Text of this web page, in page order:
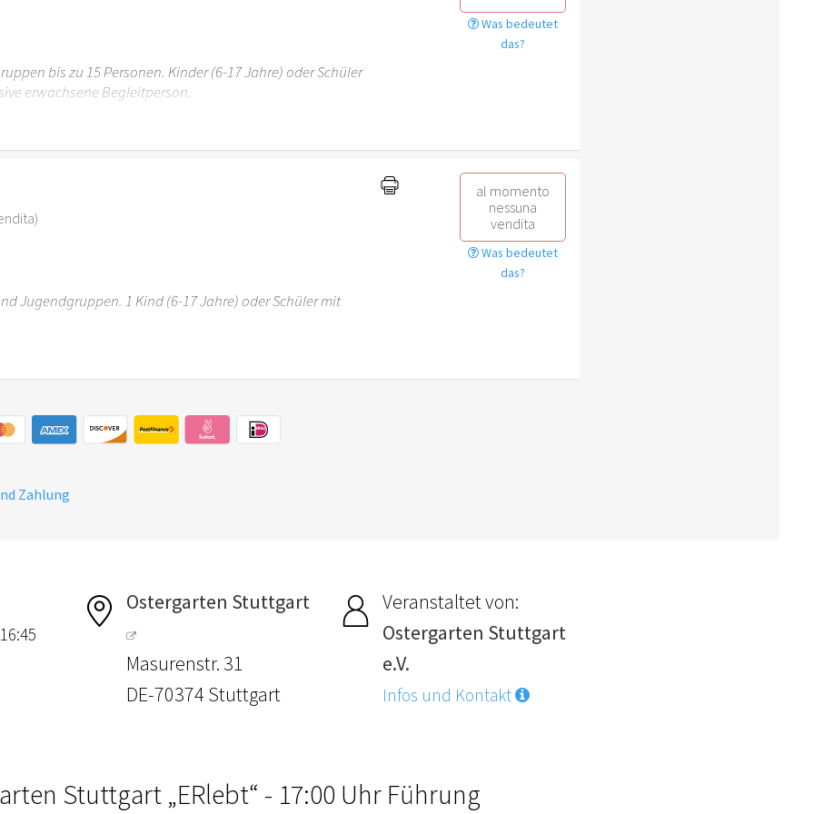
Was bedeutet
das?
bis zu 15 Personen. Kinder (6-17 Jahre) oder Schüler
erwachsene Begleitperson.
6 Jahren ist der Ostergarten Stuttgart nicht
al momento
nessuna
vendita
Was bedeutet
das?
Jugendgruppen. 1 Kind (6-17 Jahre) oder Schüler mit
6 Jahren ist der Ostergarten Stuttgart nicht
Zahlung
Ostergarten Stuttgart
Masurenstr. 31
DE-70374 Stuttgart
Veranstaltet von:
Ostergarten Stuttgart
e.V.
Infos und Kontakt
Stuttgart „ERlebt“ - 17:00 Uhr Führung